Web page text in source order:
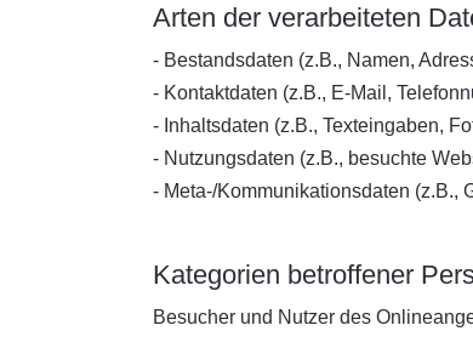
Arten der verarbeiteten
- Bestandsdaten (z.B., Namen,
- Kontaktdaten (z.B., E-Mail,
- Inhaltsdaten (z.B., Texteingaben,
- Nutzungsdaten (z.B., besuchte
- Meta-/Kommunikationsdaten (z.B.,
Kategorien betroffener
Besucher und Nutzer des